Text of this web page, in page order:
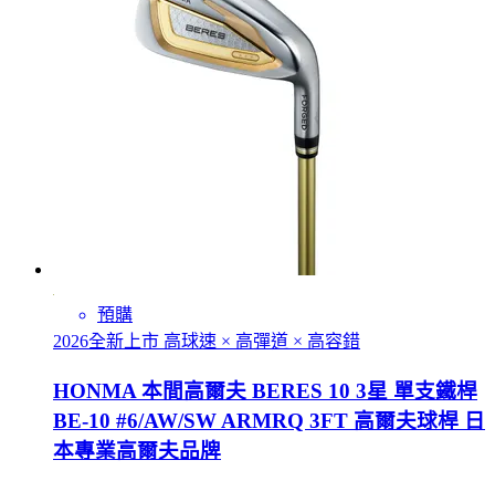
預購
2026全新上市 高球速 × 高彈道 × 高容錯
HONMA 本間高爾夫 BERES 10 3星 單支鐵桿
BE-10 #6/AW/SW ARMRQ 3FT 高爾夫球桿 日
本專業高爾夫品牌